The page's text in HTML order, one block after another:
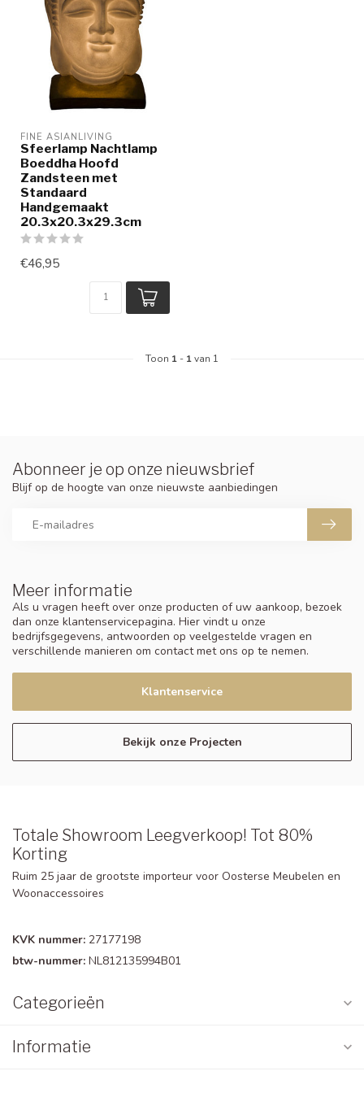
FINE ASIANLIVING
Sfeerlamp Nachtlamp
Boeddha Hoofd
Zandsteen met
Standaard
Handgemaakt
20.3x20.3x29.3cm
€46,95
Toon 1 - 1van 1
Meer informatie
Als u vragen heeft over onze producten of uw aankoop, bezoek
dan onze klantenservicepagina. Hier vindt u onze
bedrijfsgegevens, antwoorden op veelgestelde vragen en
verschillende manieren om contact met ons op te nemen.
Klantenservice
Bekijk onze Projecten
Abonneer je op onze nieuwsbrief
Blijf op de hoogte van onze nieuwste aanbiedingen
Totale Showroom Leegverkoop! Tot 80%
Korting
Ruim 25 jaar de grootste importeur voor Oosterse Meubelen en
Woonaccessoires
KVK nummer: 27177198
btw-nummer: NL812135994B01
Categorieën
Informatie